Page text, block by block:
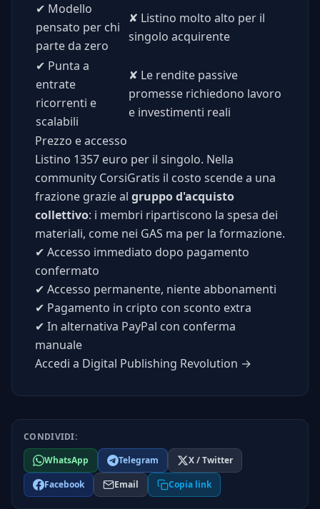
✔ Modello
pensato per chi
parte da zero
✘ Listino molto alto per il
singolo acquirente
✔ Punta a
entrate
ricorrenti e
scalabili
✘ Le rendite passive
promesse richiedono lavoro
e investimenti reali
Prezzo e accesso
Listino 1357 euro per il singolo. Nella
community CorsiGratis il costo scende a una
frazione grazie al gruppo d'acquisto
collettivo: i membri ripartiscono la spesa dei
materiali, come nei GAS ma per la formazione.
✔ Accesso immediato dopo pagamento
confermato
✔ Accesso permanente, niente abbonamenti
✔ Pagamento in cripto con sconto extra
✔ In alternativa PayPal con conferma
manuale
Accedi a Digital Publishing Revolution →
CONDIVIDI:
WhatsApp
Telegram
X / Twitter
Facebook
Email Copia link